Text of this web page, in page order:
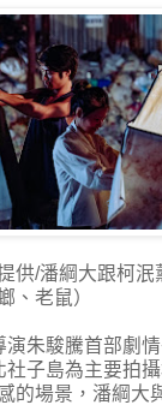
供/潘綱大跟柯泯
、老鼠）
演朱駿騰首部劇
子島為主要拍
的場景，潘綱大